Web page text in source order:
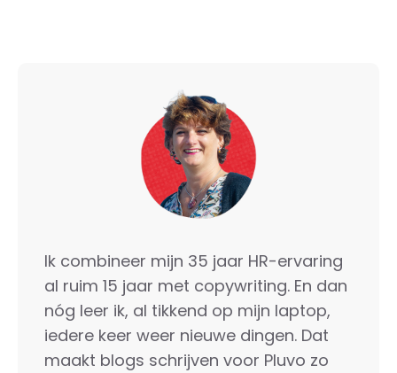
Ik combineer mijn 35 jaar HR-ervaring
al ruim 15 jaar met copywriting. En dan
nóg leer ik, al tikkend op mijn laptop,
iedere keer weer nieuwe dingen. Dat
maakt blogs schrijven voor Pluvo zo